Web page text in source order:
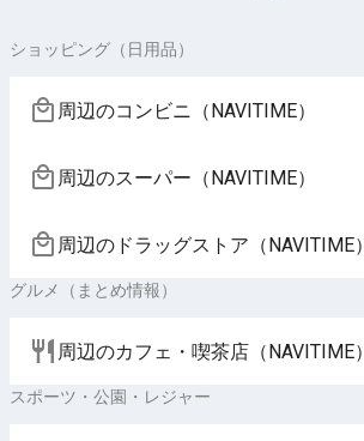
ショッピング（日用品）
周辺のコンビニ（NAVITIME）
周辺のスーパー（NAVITIME）
周辺のドラッグストア（NAVITIME）
グルメ（まとめ情報）
周辺のカフェ・喫茶店（NAVITIME）
スポーツ・公園・レジャー